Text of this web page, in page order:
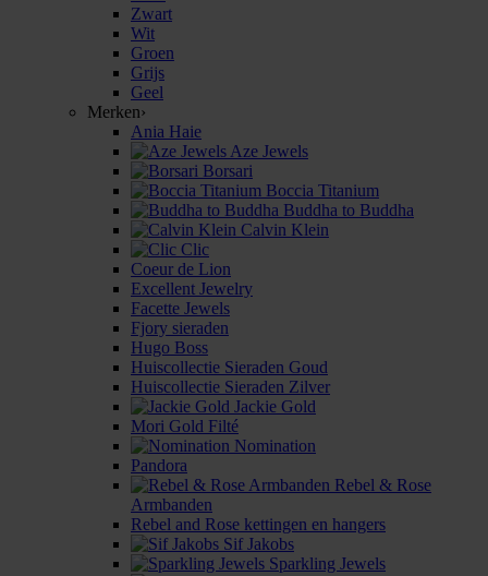
Zwart
Wit
Groen
Grijs
Geel
Merken›
Ania Haie
Aze Jewels
Borsari
Boccia Titanium
Buddha to Buddha
Calvin Klein
Clic
Coeur de Lion
Excellent Jewelry
Facette Jewels
Fjory sieraden
Hugo Boss
Huiscollectie Sieraden Goud
Huiscollectie Sieraden Zilver
Jackie Gold
Mori Gold Filté
Nomination
Pandora
Rebel & Rose
Armbanden
Rebel and Rose kettingen en hangers
Sif Jakobs
Sparkling Jewels